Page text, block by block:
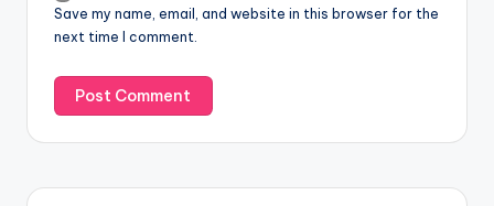
Save my name, email, and website in this browser for the
next time I comment.